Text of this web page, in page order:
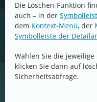
Die Löschen-Funktion
auch – in der
dem Kontext-Menü, der
Symbolleiste der
Wählen Sie die
klicken Sie dann auf
Sicherheitsabfrage.